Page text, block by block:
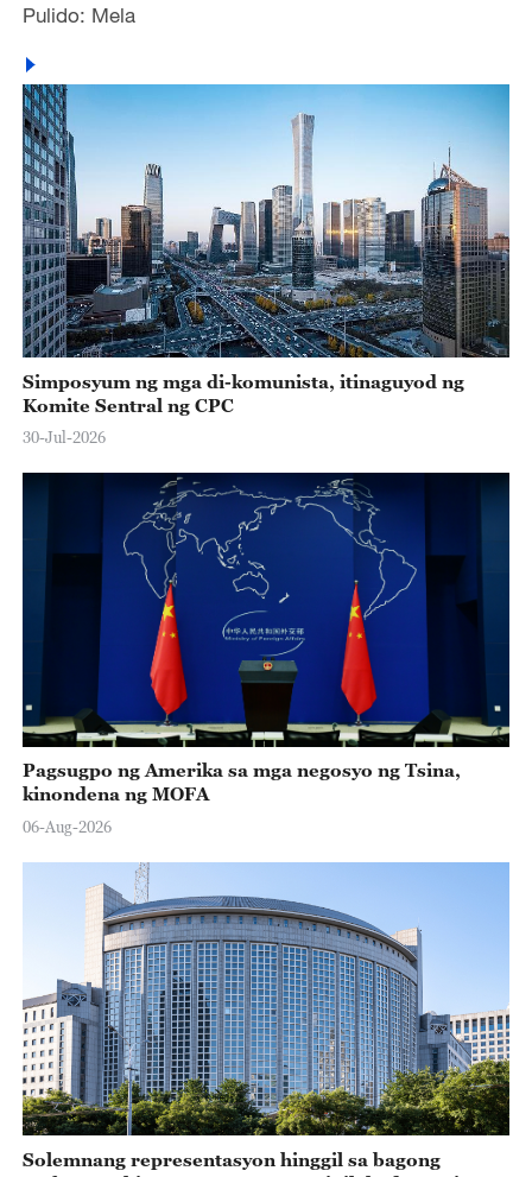
Pulido: Mela
Simposyum ng mga di-komunista, itinaguyod ng
Komite Sentral ng CPC
30-Jul-2026
Pagsugpo ng Amerika sa mga negosyo ng Tsina,
kinondena ng MOFA
06-Aug-2026
Solemnang representasyon hinggil sa bagong